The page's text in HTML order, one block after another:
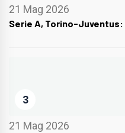
21 Mag 2026
Serie A, Torino-Juventus:
3
21 Mag 2026